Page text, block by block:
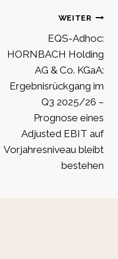
WEITER
EQS-Adhoc:
HORNBACH Holding
AG & Co. KGaA:
Ergebnisrückgang im
Q3 2025/26 –
Prognose eines
Adjusted EBIT auf
Vorjahresniveau bleibt
bestehen